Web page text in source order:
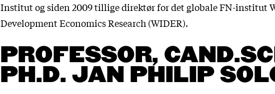
Institut og siden 2009 tillige direktør for det globale FN-institut
Development Economics Research (WIDER).
PROFESSOR,
PH.D. JAN PHILIP